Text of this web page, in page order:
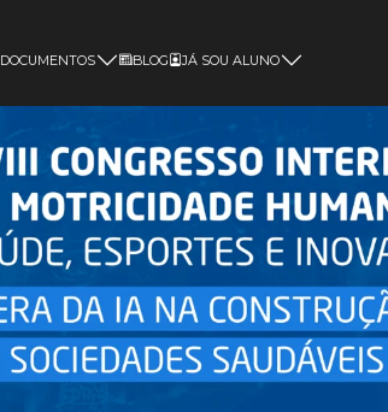
DOCUMENTOS BLOG JÁ SOU ALUNO